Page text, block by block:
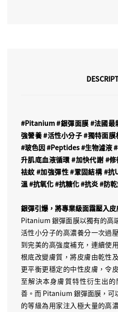
#Pitanium #銀彈面膜 #法國最
強營養 #活性小分子 #獨特面
#玻色因 #Peptides #生物濾液
升肌底血液循環 #加快代謝 #
袪紋 #加強彈性 #鞏固結構 #抗
溫 #抗氧化 #抗糖化 #抗炎 #防
銀彈引爆，將專業級面霜壓入皮
Pitanium 銀彈面膜以獨有的高
活性小分子的高濃養分一次過
到完美的高強度補充，連續使
根底改變膚質，將皮膚由乾性
更平衡更穩定的中性皮膚，令
至解決本身膚質特性衍生出
善。而 Pitanium 銀彈面膜，可
的等級為用家注入極大量的高